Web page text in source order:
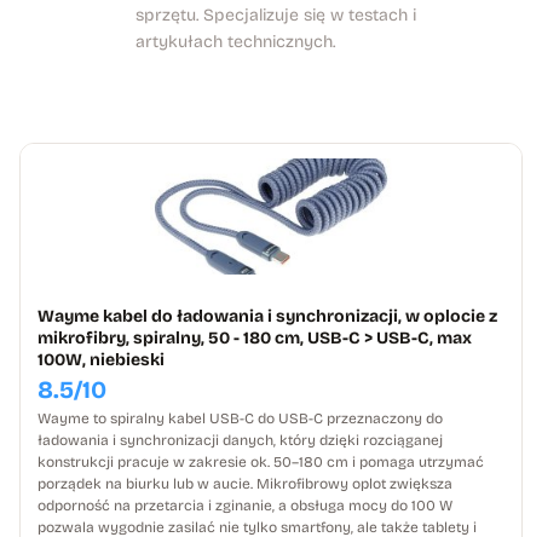
sprzętu. Specjalizuje się w testach i
artykułach technicznych.
Wayme kabel do ładowania i synchronizacji, w oplocie z
mikrofibry, spiralny, 50 - 180 cm, USB-C > USB-C, max
100W, niebieski
8.5/10
Wayme to spiralny kabel USB-C do USB-C przeznaczony do
ładowania i synchronizacji danych, który dzięki rozciąganej
konstrukcji pracuje w zakresie ok. 50–180 cm i pomaga utrzymać
porządek na biurku lub w aucie. Mikrofibrowy oplot zwiększa
odporność na przetarcia i zginanie, a obsługa mocy do 100 W
pozwala wygodnie zasilać nie tylko smartfony, ale także tablety i